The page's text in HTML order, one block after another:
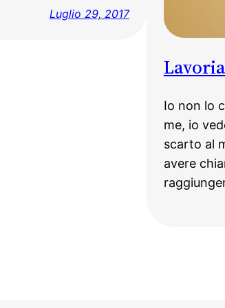
Luglio 29, 2017
Io non lo
me, io
scarto al
avere